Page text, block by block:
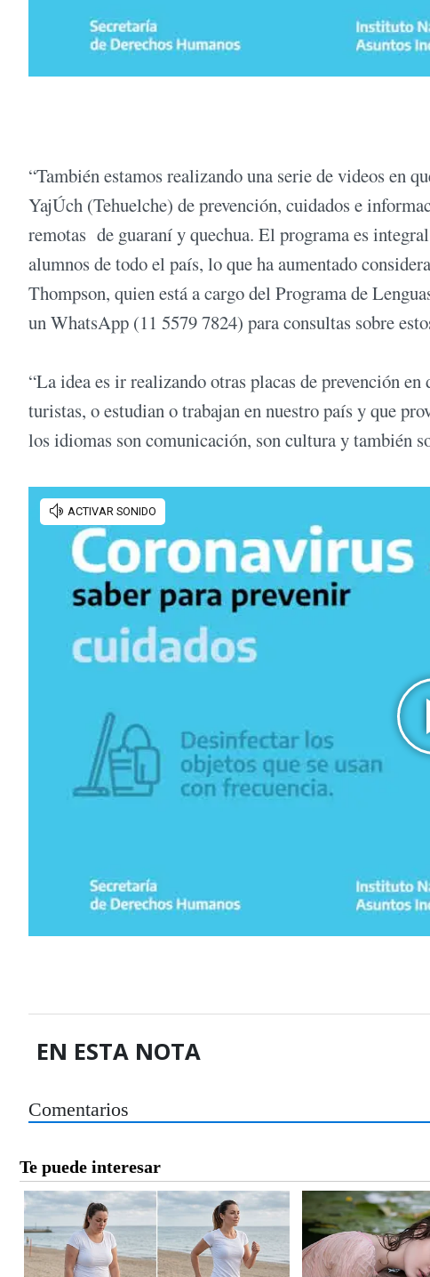
“También estamos realizando una serie de videos en
YajÚch (Tehuelche) de prevención, cuidados e
remotas de guaraní y quechua. El programa es
alumnos de todo el país, lo que ha aumentado
Thompson, quien está a cargo del Programa de
un WhatsApp (11 5579 7824) para consultas sobre
“La idea es ir realizando otras placas de prevención
turistas, o estudian o trabajan en nuestro país y que
los idiomas son comunicación, son cultura y también
EN ESTA NOTA
Comentarios